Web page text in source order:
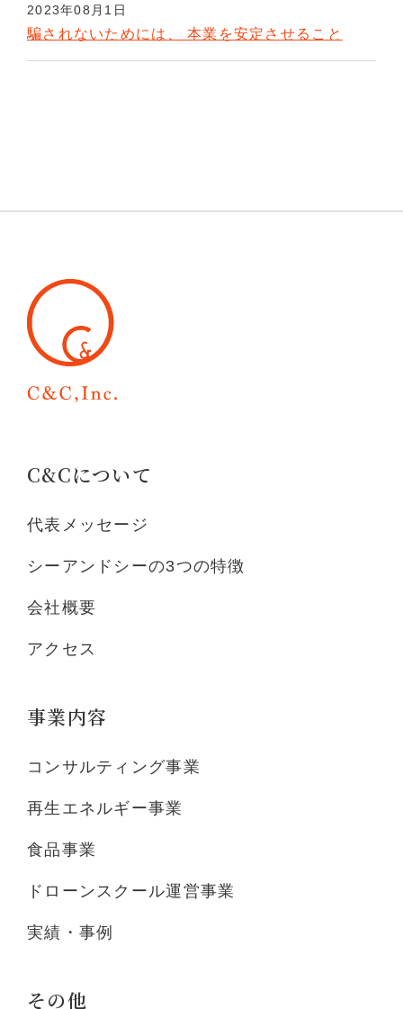
2023年08月1日
騙されないためには、 本業を安定させること
C&Cについて
代表メッセージ
シーアンドシーの3つの特徴
会社概要
アクセス
事業内容
コンサルティング事業
再生エネルギー事業
食品事業
ドローンスクール運営事業
実績・事例
その他